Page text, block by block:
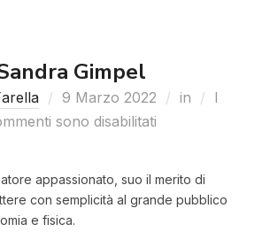
Gimpel
9 Marzo 2022 in
I
sono disabilitati
appassionato, suo il merito di
con semplicità al grande pubblico
e fisica.